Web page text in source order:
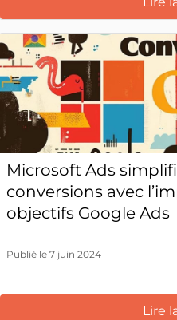
Microsoft Ads
conversions avec
objectifs Google Ads
Publié le 7 juin 2024
Lire